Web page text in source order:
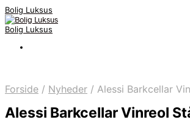
Bolig Luksus
Bolig Luksus
Forside / Nyheder / Alessi Barkcellar
Alessi Barkcellar Vinreol